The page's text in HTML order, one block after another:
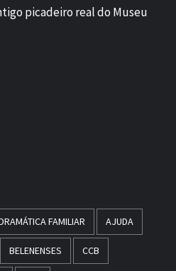
picadeiro real do Museu
FAMILIAR AJUDA
BELENENSES CCB